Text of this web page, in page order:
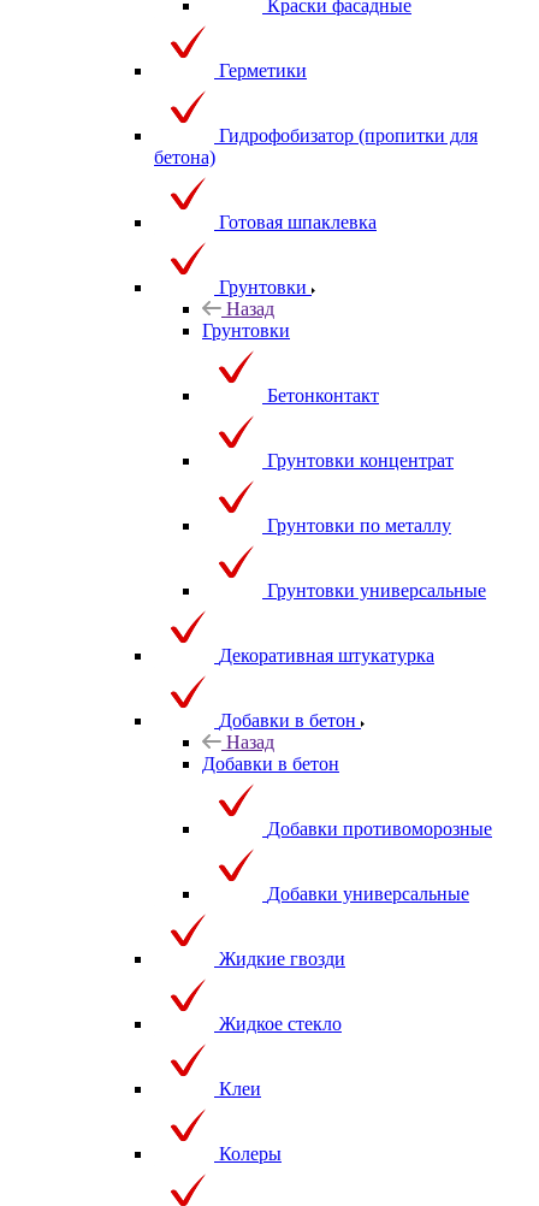
Краски фасадные
Герметики
Гидрофобизатор (пропитки для
бетона)
Готовая шпаклевка
Грунтовки
Назад
Грунтовки
Бетонконтакт
Грунтовки концентрат
Грунтовки по металлу
Грунтовки универсальные
Декоративная штукатурка
Добавки в бетон
Назад
Добавки в бетон
Добавки противоморозные
Добавки универсальные
Жидкие гвозди
Жидкое стекло
Клеи
Колеры